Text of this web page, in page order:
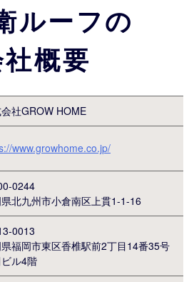
ルーフの
概要
社GROW HOME
www.growhome.co.jp/
0244
北九州市小倉南区上貫1-1-16
0013
福岡市東区香椎駅前2丁目14番35号
ル4階